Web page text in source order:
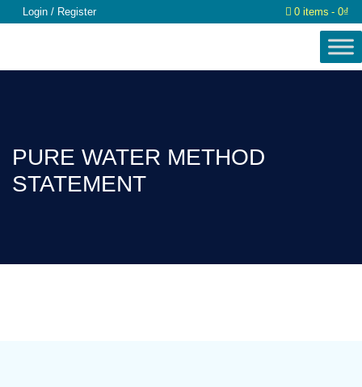
Login / Register 0 items 0₫
PURE WATER METHOD
STATEMENT